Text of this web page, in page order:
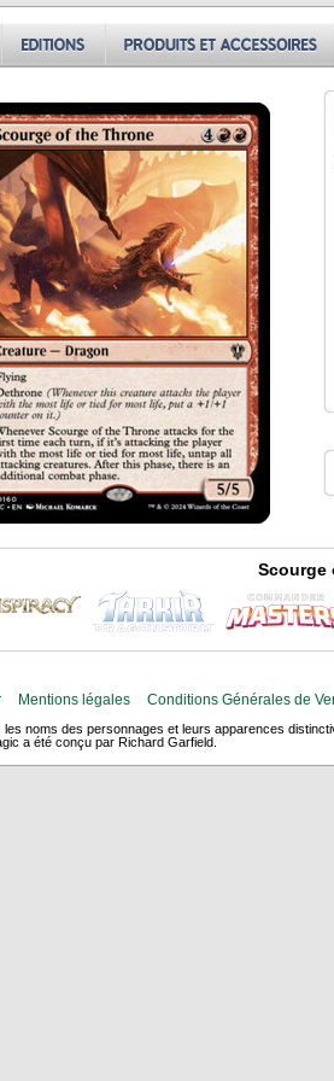
Scourge
Mentions légales Conditions Générales de
noms des personnages et leurs apparences
a été conçu par Richard Garfield.